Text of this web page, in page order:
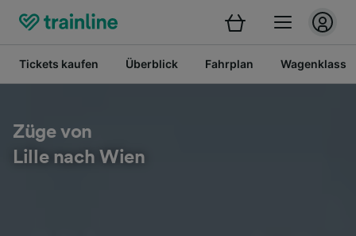
Tickets kaufen Überblick Fahrplan
Züge von
Lille nach Wien